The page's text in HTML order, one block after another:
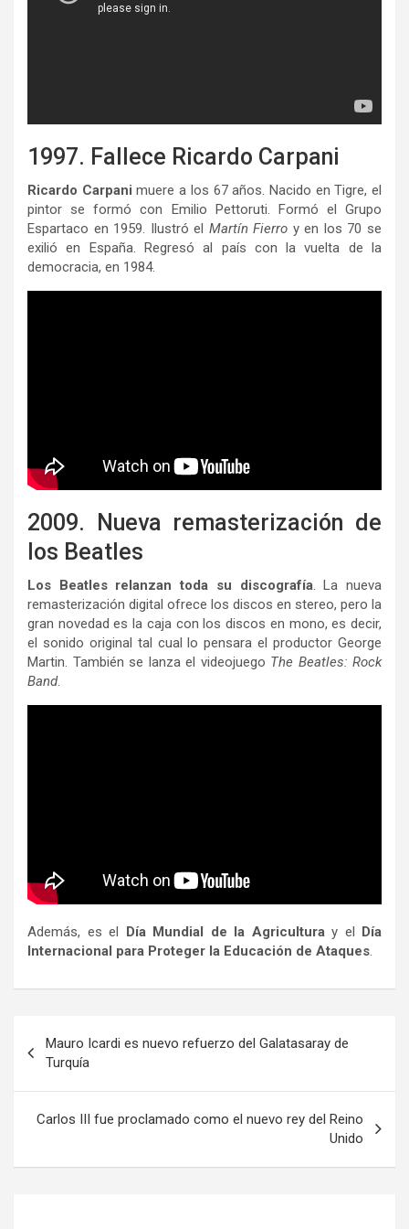
1997. Fallece Ricardo Carpani
Ricardo Carpani muere a los 67 años. Nacido en Tigre, el
pintor se formó con Emilio Pettoruti. Formó el Grupo
Espartaco en 1959. Ilustró el Martín Fierro y en los 70 se
exilió en España. Regresó al país con la vuelta de la
democracia, en 1984.
2009. Nueva remasterización de
los Beatles
Los Beatles relanzan toda su discografía. La nueva
remasterización digital ofrece los discos en stereo, pero la
gran novedad es la caja con los discos en mono, es decir,
el sonido original tal cual lo pensara el productor George
Martin. También se lanza el videojuego The Beatles: Rock
Band.
Además, es el Día Mundial de la Agricultura y el
Día
Internacional para Proteger la Educación de Ataques.
de
entradas
Mauro Icardi es nuevo refuerzo del Galatasaray de
Turquía
Carlos III fue proclamado como el nuevo rey del Reino
Unido